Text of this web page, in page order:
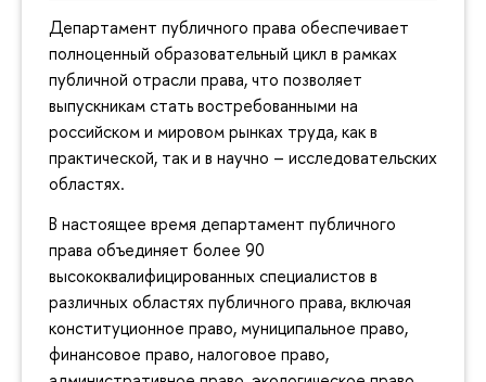
Департамент публичного права обеспечивает
полноценный образовательный цикл в рамках
публичной отрасли права, что позволяет
выпускникам стать востребованными на
российском и мировом рынках труда, как в
практической, так и в научно – исследовательских
областях.
В настоящее время департамент публичного
права объединяет более 90
высококвалифицированных специалистов в
различных областях публичного права, включая
конституционное право, муниципальное право,
финансовое право, налоговое право,